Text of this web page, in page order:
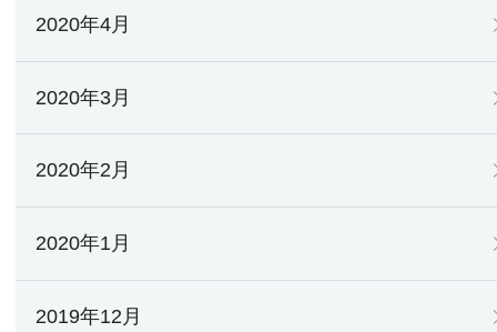
2020年4月
2020年3月
2020年2月
2020年1月
2019年12月